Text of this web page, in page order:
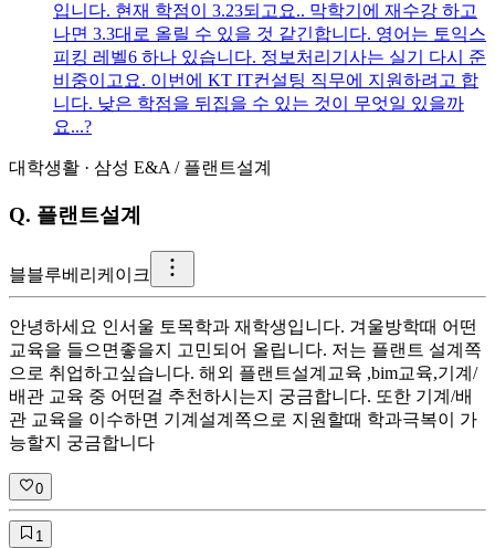
입니다. 현재 학점이 3.23되고요.. 막학기에 재수강 하고
나면 3.3대로 올릴 수 있을 것 같긴합니다. 영어는 토익스
피킹 레벨6 하나 있습니다. 정보처리기사는 실기 다시 준
비중이고요. 이번에 KT IT컨설팅 직무에 지원하려고 합
니다. 낮은 학점을 뒤집을 수 있는 것이 무엇일 있을까
요...?
대학생활 · 삼성 E&A/ 플랜트설계
Q. 플랜트설계
블블루베리케이크
안녕하세요 인서울 토목학과 재학생입니다. 겨울방학때 어떤
교육을 들으면좋을지 고민되어 올립니다. 저는 플랜트 설계쪽
으로 취업하고싶습니다. 해외 플랜트설계교육 ,bim교육,기계/
배관 교육 중 어떤걸 추천하시는지 궁금합니다. 또한 기계/배
관 교육을 이수하면 기계설계쪽으로 지원할때 학과극복이 가
능할지 궁금합니다
0
1